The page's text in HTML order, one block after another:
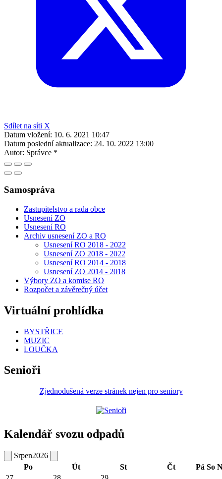
Sdílet na síti X
Datum vložení: 10. 6. 2021 10:47
Datum poslední aktualizace: 24. 10. 2022 13:00
Autor: Správce *
Samospráva
Zastupitelstvo a rada obce
Usnesení ZO
Usnesení RO
Archiv usnesení ZO a RO
Usnesení RO 2018 - 2022
Usnesení ZO 2018 - 2022
Usnesení RO 2014 - 2018
Usnesení ZO 2014 - 2018
Výbory ZO a komise RO
Rozpočet a závěrečný účet
Virtuální prohlídka
BYSTŘICE
MUZIC
LOUČKA
Senioři
Zjednodušená verze stránek nejen pro seniory
Kalendář svozu odpadů
Srpen2026
Po
Út St Čt Pá So